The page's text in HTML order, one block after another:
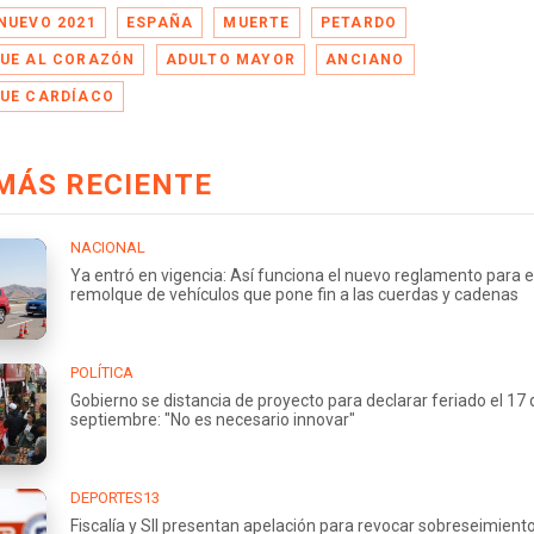
2021 ESPAÑA MUERTE PETARDO
AL CORAZÓN ADULTO MAYOR ANCIANO
CARDÍACO
RECIENTE
NACIONAL
Ya entró en vigencia: Así funciona el nuevo reglamento para el
remolque de vehículos que pone fin a las cuerdas y cadenas
POLÍTICA
Gobierno se distancia de proyecto para declarar feriado el 17
septiembre: "No es necesario innovar"
DEPORTES13
Fiscalía y SII presentan apelación para revocar